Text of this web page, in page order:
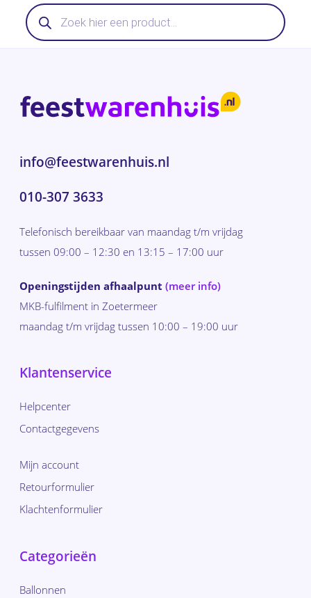
Producten
zoeken
info@feestwarenhuis.nl
010-307 3633
Telefonisch bereikbaar van maandag t/m vrijdag
tussen 09:00 – 12:30 en 13:15 – 17:00 uur
Openingstijden afhaalpunt (meer info)
MKB-fulfilment in Zoetermeer
maandag t/m vrijdag tussen 10:00 – 19:00 uur
Klantenservice
Helpcenter
Contactgegevens
Mijn account
Retourformulier
Klachtenformulier
Categorieën
Ballonnen